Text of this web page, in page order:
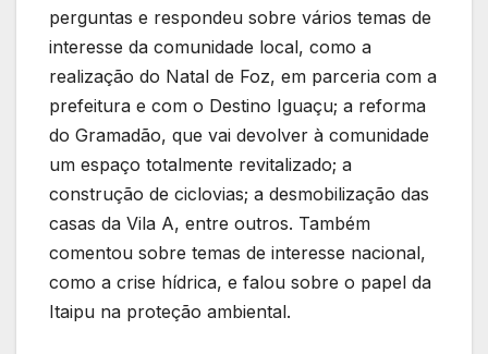
perguntas e respondeu sobre vários temas de
interesse da comunidade local, como a
realização do Natal de Foz, em parceria com a
prefeitura e com o Destino Iguaçu; a reforma
do Gramadão, que vai devolver à comunidade
um espaço totalmente revitalizado; a
construção de ciclovias; a desmobilização das
casas da Vila A, entre outros. Também
comentou sobre temas de interesse nacional,
como a crise hídrica, e falou sobre o papel da
Itaipu na proteção ambiental.